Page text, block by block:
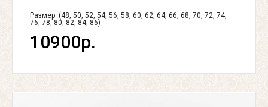
Размер: (48, 50, 52, 54, 56, 58, 60, 62, 64, 66, 68, 70, 72, 74,
76, 78, 80, 82, 84, 86)
10900р.